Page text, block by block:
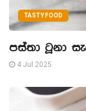
TASTY FOOD
පස්තා ටූනා
4 Jul 2025